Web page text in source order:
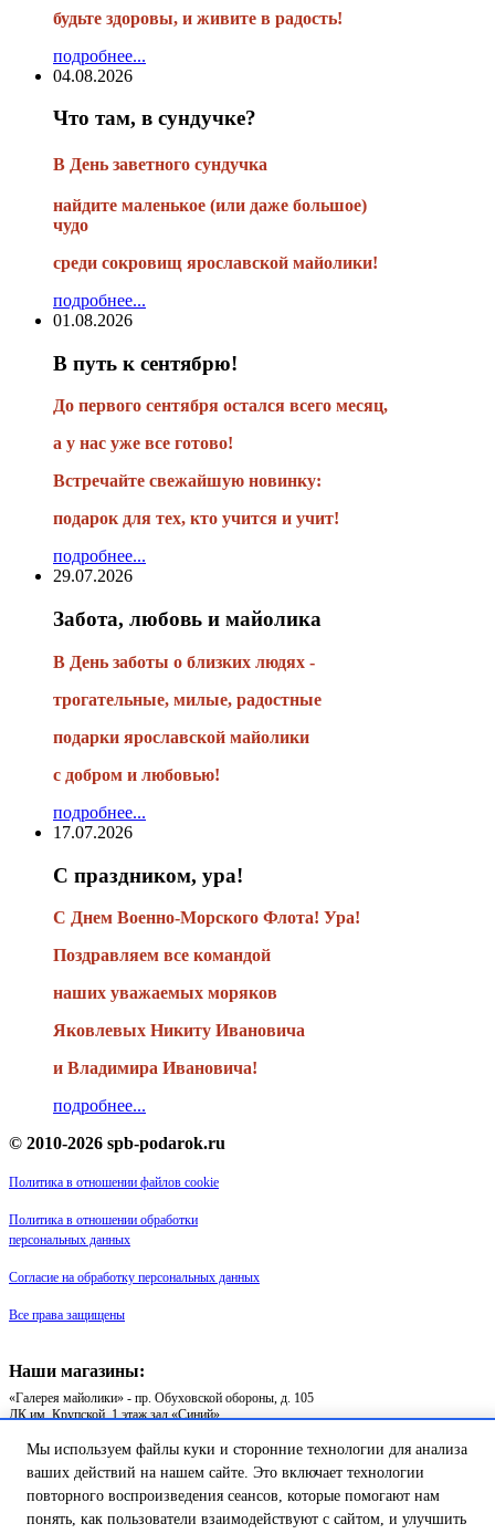
будьте здоровы, и живите в радость!
подробнее...
04.08.2026
Что там, в сундучке?
В День заветного сундучка
найдите маленькое (или даже большое)
чудо
среди сокровищ ярославской майолики!
подробнее...
01.08.2026
В путь к сентябрю!
До первого сентября остался всего месяц,
а у нас уже все готово!
Встречайте свежайшую новинку:
подарок для тех, кто учится и учит!
подробнее...
29.07.2026
Забота, любовь и майолика
В День заботы о близких людях -
трогательные, милые, радостные
подарки ярославской майолики
с добром и любовью!
подробнее...
17.07.2026
С праздником, ура!
С Днем Военно-Морского Флота! Ура!
Поздравляем все командой
наших уважаемых моряков
Яковлевых Никиту Ивановича
и Владимира Ивановича!
подробнее...
© 2010-2026 spb-podarok.ru
Политика в отношении файлов cookie
Политика в отношении обработки
персональных данных
Согласие на обработку персональных данных
Все права защищены
Наши магазины:
«Галерея майолики» - пр. Обуховской обороны, д. 105
ДК им. Крупской, 1 этаж зал «Синий»
16/2Мы используем файлы куки и сторонние технологии для анализа
ваших действий на нашем сайте. Это включает технологии
повторного воспроизведения сеансов, которые помогают нам
понять, как пользователи взаимодействуют с сайтом, и улучшить